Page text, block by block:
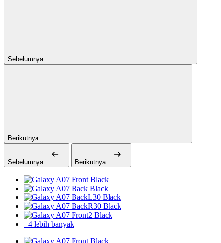
Sebelumnya
Berikutnya
Sebelumnya Berikutnya
+4 lebih banyak